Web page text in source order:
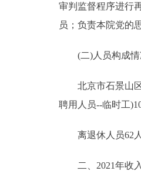
审判监督程序进行
员；负责本院党的
(二)人员构成情
北京市石景山区
聘用人员--临时工
离退休人员62人
二、2021年收入